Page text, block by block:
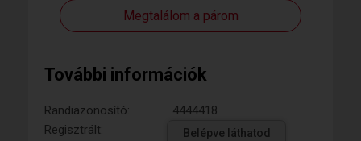
Megtalálom a párom
További információk
Randiazonosító:
4444418
Regisztrált:
Belépve láthatod